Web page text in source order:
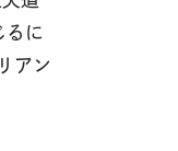
るに
アン